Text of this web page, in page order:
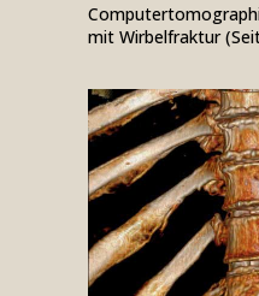
mit Wirbel­fraktur